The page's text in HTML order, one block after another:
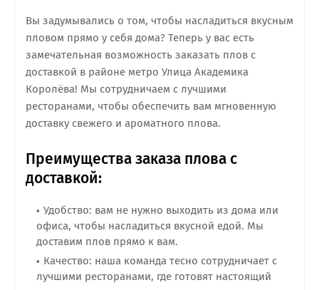
Вы задумывались о том, чтобы насладиться вкусным
пловом прямо у себя дома? Теперь у вас есть
замечательная возможность заказать плов с
доставкой в районе метро Улица Академика
Королёва! Мы сотрудничаем с лучшими
ресторанами, чтобы обеспечить вам мгновенную
доставку свежего и ароматного плова.
Преимущества заказа плова с
доставкой:
Удобство: вам не нужно выходить из дома или
офиса, чтобы насладиться вкусной едой. Мы
доставим плов прямо к вам.
Качество: наша команда тесно сотрудничает с
лучшими ресторанами, где готовят настоящий